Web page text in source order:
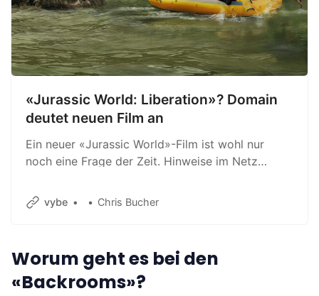
«Jurassic World: Liberation»? Domain
deutet neuen Film an
Ein neuer «Jurassic World»-Film ist wohl nur
noch eine Frage der Zeit. Hinweise im Netz
könnte.
vybe Chris Bucher
Worum geht es bei den
«Backrooms»?